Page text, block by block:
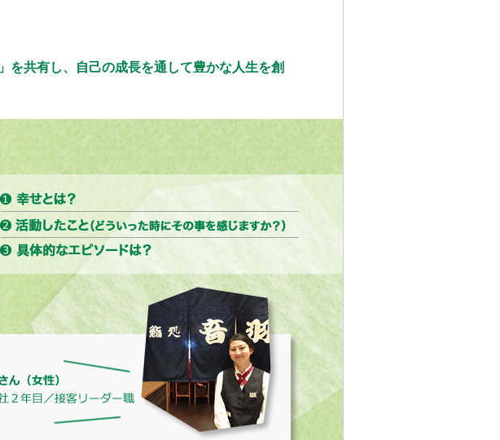
を共有し、自己の成長を通して豊かな人生を創